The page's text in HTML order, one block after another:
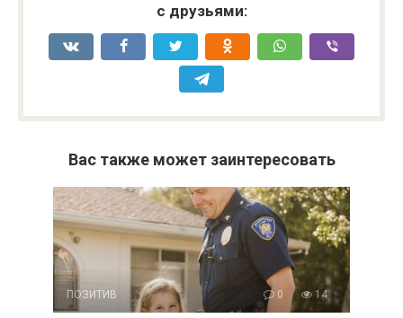
с друзьями:
Вас также может заинтересовать
ПОЗИТИВ 0 14